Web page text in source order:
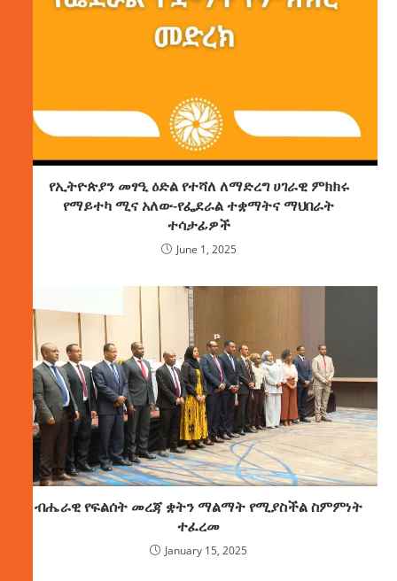
የኢትዮጵያን መፃዒ ዕድል የተሻለ ለማድረግ ሀገራዊ ምክክሩ
የማይተካ ሚና አለው-የፌደራል ተቋማትና ማህበራት
ተሳታፊዎች
June 1, 2025
ብሔራዊ የፍልሰት መረጃ ቋትን ማልማት የሚያስችል ስምምነት
ተፈረመ
January 15, 2025